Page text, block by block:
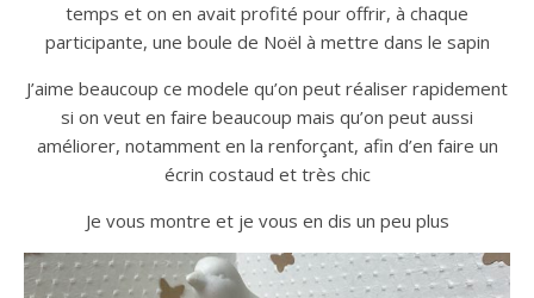
temps et on en avait profité pour offrir, à chaque
participante, une boule de Noël à mettre dans le sapin
J’aime beaucoup ce modele qu’on peut réaliser rapidement
si on veut en faire beaucoup mais qu’on peut aussi
améliorer, notamment en la renforçant, afin d’en faire un
écrin costaud et très chic
Je vous montre et je vous en dis un peu plus